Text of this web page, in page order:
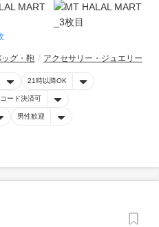
ッグ・鞄 アクセサリー・ジュエリー
21時以降OK
ード決済可
男性歓迎